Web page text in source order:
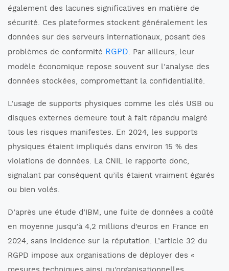
également des lacunes significatives en matière de
sécurité. Ces plateformes stockent généralement les
données sur des serveurs internationaux, posant des
problèmes de conformité RGPD. Par ailleurs, leur
modèle économique repose souvent sur l’analyse des
données stockées, compromettant la confidentialité.
L’usage de supports physiques comme les clés USB ou
disques externes demeure tout à fait répandu malgré
tous les risques manifestes. En 2024, les supports
physiques étaient impliqués dans environ 15 % des
violations de données. La CNIL le rapporte donc,
signalant par conséquent qu’ils étaient vraiment égarés
ou bien volés.
D’après une étude d’IBM, une fuite de données a coûté
en moyenne jusqu’à 4,2 millions d’euros en France en
2024, sans incidence sur la réputation. L’article 32 du
RGPD impose aux organisations de déployer des «